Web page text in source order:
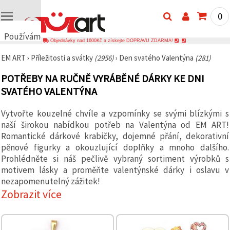
Používáme
🍪
cookies a
podobné
technologie,
zajistili
správné
fungování
webu,
zlepšili vaše
prostředí
při jeho
používání a
souhlasem
analyzovali
zobrazovali
0
Objednávky nad 1600Kč a získejte DOPRAVU ZDARMA!
EM ART › Příležitosti a svátky (2956)› Den svatého Valentýna (281)
POTŘEBY NA RUČNĚ VYRÁBĚNÉ DÁRKY KE DNI
SVATÉHO VALENTÝNA
Vytvořte kouzelné chvíle a vzpomínky se svými blízkými s
naší širokou nabídkou potřeb na Valentýna od EM ART!
Romantické dárkové krabičky, dojemné přání, dekorativní
pěnové figurky a okouzlující doplňky a mnoho dalšího.
Prohlédněte si náš pečlivě vybraný sortiment výrobků s
motivem lásky a proměňte valentýnské dárky i oslavu v
nezapomenutelný zážitek!
Zobrazit více